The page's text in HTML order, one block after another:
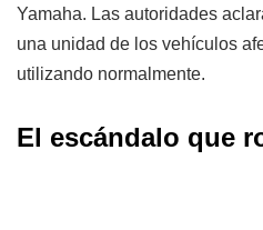
Yamaha. Las autoridades
una unidad de los vehículos
utilizando normalmente.
El escándalo que